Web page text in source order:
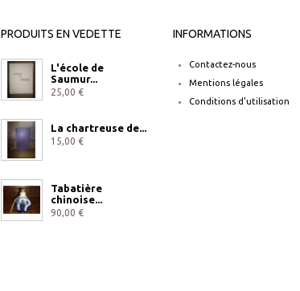
PRODUITS EN VEDETTE
L'école de
Saumur...
25,00 €
La chartreuse de...
15,00 €
Tabatière
chinoise...
90,00 €
INFORMATIONS
Contactez-nous
Mentions légales
Conditions d'utilisation